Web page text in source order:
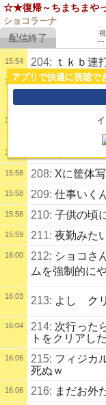
☆★復帰～ちまちまや
ショコラーナ
アプリで快適に視聴で
--
15:50 202:漕ぐゲー
15:51 203:カヌーみ
15:54 204: ｔｋｂ連
15:55 OPEN 205:
Rapid River -
15:56
動画のケ
15:57
15:58 208: Xに筐体
15:58 209: 仕事いく
15:58 210: 子供の頃
15:59 211: 夜勤みた
16:00 212: ショコさ
ムを強制的に
16:03 213: よし ク
16:04 214: 次行った
トをクリアし
16:06 215: フィジカ
死ぬｗ
16:06 216: まだお外